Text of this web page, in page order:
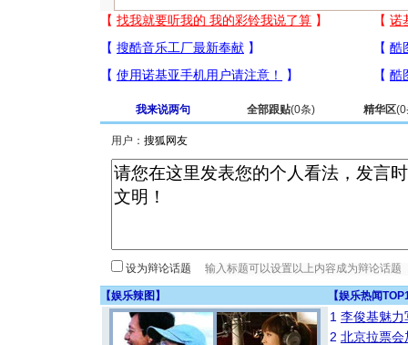
我来说两句 全部跟贴(0条) 精华区(0
用户：
设为辩论话题
【娱乐辣图 】 【娱乐热闻
1 李俊基魅力
2 北京拉票